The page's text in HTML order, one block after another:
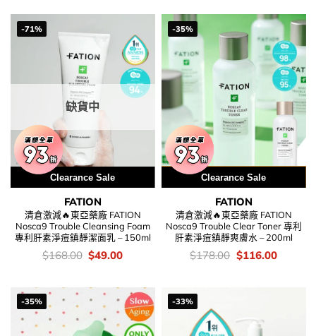
$128.00.$84.00.
-71%
Clearance Sale
缺貨中
FATION
清倉激減🔥東亞藥廠 FATION
Nosca9 Trouble Cleansing Foam
專利肝素淨痘鎮靜潔面乳 – 150ml
價
$168.00 Original
$168.00.
$49.00Current
$49.00.
-35%
用優惠劵 再減5%
Clearance Sale
FATION
清倉激減🔥東亞藥廠 FATION
Nosca9 Trouble Clear Toner 專利
肝素淨痘鎮靜爽膚水 – 200ml
價
$178.00 Original
$116.00Current
-35% -33%